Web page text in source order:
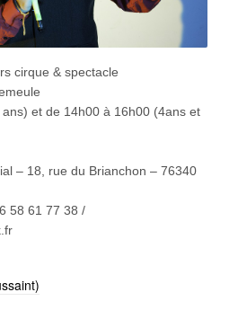
cirque & spectacle
et de 14h00 à 16h00 (4ans et
– 18, rue du Brianchon – 76340
58 61 77 38 /